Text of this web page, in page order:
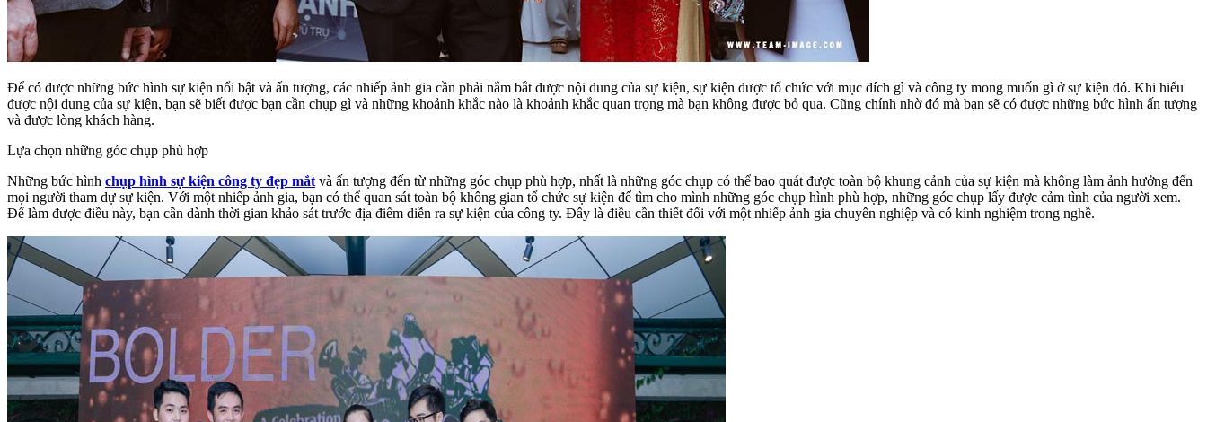
Để có được những bức hình sự kiện nổi bật và ấn tượng, các nhiếp ảnh gia cần phải nắm bắt được nội dung của sự kiện, sự kiện được tổ chức với mục đích gì và công ty mong muốn gì ở sự kiện đó. Khi hiểu
được nội dung của sự kiện, bạn sẽ biết được bạn cần chụp gì và những khoảnh khắc nào là khoảnh khắc quan trọng mà bạn không được bỏ qua. Cũng chính nhờ đó mà bạn sẽ có được những bức hình ấn tượng
và được lòng khách hàng.
Lựa chọn những góc chụp phù hợp
Những bức hình chụp hình sự kiện công ty đẹp mắt và ấn tượng đến từ những góc chụp phù hợp, nhất là những góc chụp có thể bao quát được toàn bộ khung cảnh của sự kiện mà không làm ảnh hưởng đến
mọi người tham dự sự kiện. Với một nhiếp ảnh gia, bạn có thể quan sát toàn bộ không gian tổ chức sự kiện để tìm cho mình những góc chụp hình phù hợp, những góc chụp lấy được cảm tình của người xem.
Để làm được điều này, bạn cần dành thời gian khảo sát trước địa điểm diễn ra sự kiện của công ty. Đây là điều cần thiết đối với một nhiếp ảnh gia chuyên nghiệp và có kinh nghiệm trong nghề.